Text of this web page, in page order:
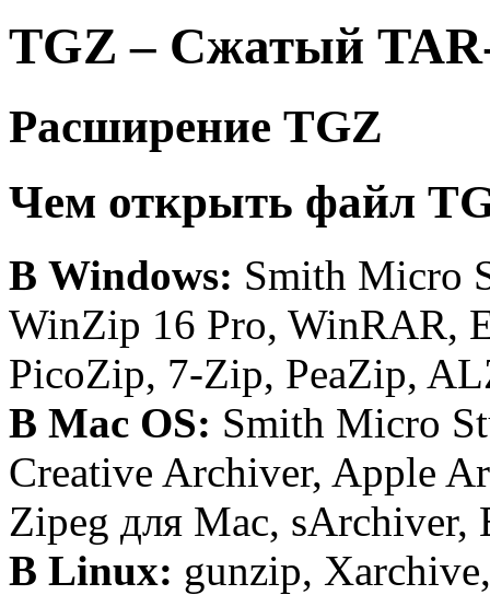
TGZ – Сжатый
Расширение TGZ
Чем открыть файл
В Windows: Smith Micro
WinZip 16 Pro, WinRAR,
PicoZip, 7-Zip, PeaZip,
В Mac OS: Smith Micro
Creative Archiver, Apple
Zipeg для Mac, sArchiver,
В Linux: gunzip,